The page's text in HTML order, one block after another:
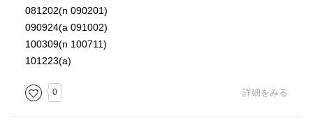
081202(n 090201)
090924(a 091002)
100309(n 100711)
101223(a)
0 詳細をみる